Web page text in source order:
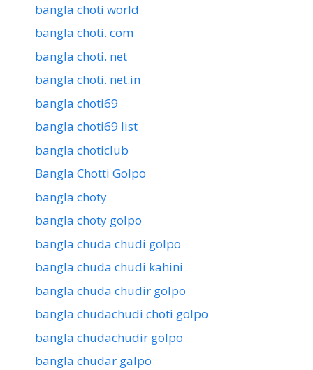
bangla choti world
bangla choti. com
bangla choti. net
bangla choti. net.in
bangla choti69
bangla choti69 list
bangla choticlub
Bangla Chotti Golpo
bangla choty
bangla choty golpo
bangla chuda chudi golpo
bangla chuda chudi kahini
bangla chuda chudir golpo
bangla chudachudi choti golpo
bangla chudachudir golpo
bangla chudar galpo